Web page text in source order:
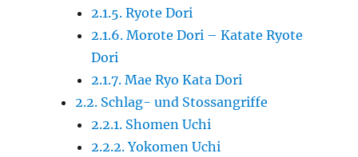
2.1.5. Ryote Dori
2.1.6. Morote Dori – Katate Ryote
Dori
2.1.7. Mae Ryo Kata Dori
2.2. Schlag- und Stossangriffe
2.2.1. Shomen Uchi
2.2.2. Yokomen Uchi